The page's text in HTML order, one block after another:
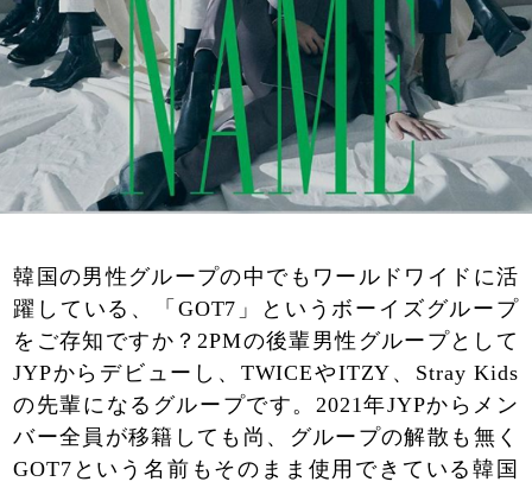
韓国の男性グループの中でもワールドワイドに活
躍している、「GOT7」というボーイズグループ
をご存知ですか？2PMの後輩男性グループとして
JYPからデビューし、TWICEやITZY、Stray Kids
の先輩になるグループです。2021年JYPからメン
バー全員が移籍しても尚、グループの解散も無く
GOT7という名前もそのまま使用できている韓国